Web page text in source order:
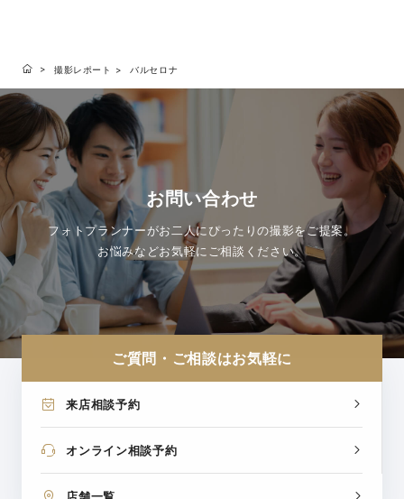
撮影レポート バルセロナ
お問い合わせ
フォトプランナーがお二人にぴったりの撮影をご提案。
お悩みなどお気軽にご相談ください。
ご質問・ご相談はお気軽に
来店相談予約
オンライン相談予約
店舗一覧